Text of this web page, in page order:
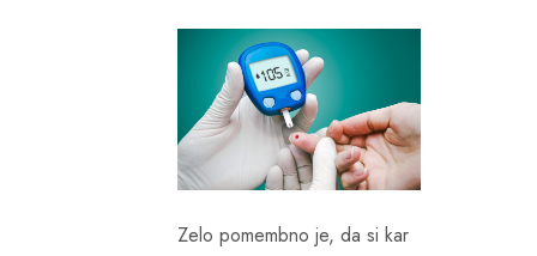
Zelo pomembno je, da si kar